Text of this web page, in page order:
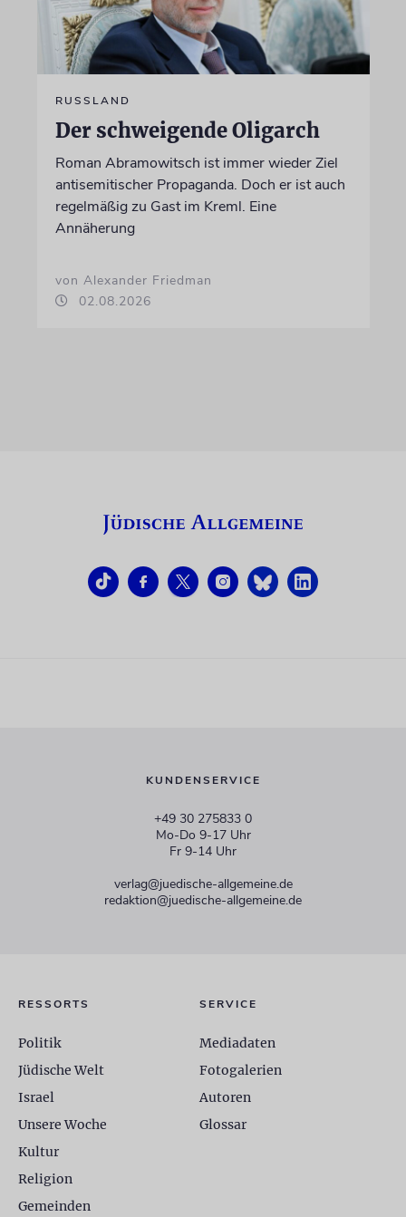
RUSSLAND
Der schweigende Oligarch
Roman Abramowitsch ist immer wieder Ziel
antisemitischer Propaganda. Doch er ist auch
regelmäßig zu Gast im Kreml. Eine
Annäherung
von Alexander Friedman
02.08.2026
KUNDENSERVICE
+49 30 275833 0
Mo-Do 9-17 Uhr
Fr 9-14 Uhr
verlag@juedische-allgemeine.de
redaktion@juedische-allgemeine.de
RESSORTS
Politik
Jüdische Welt
Israel
Unsere Woche
Kultur
Religion
Gemeinden
SERVICE
Mediadaten
Fotogalerien
Autoren
Glossar